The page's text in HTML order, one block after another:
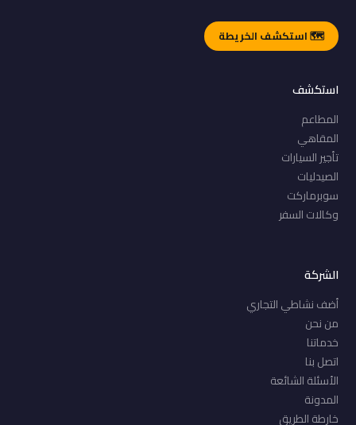
🗺️ استكشف الخريطة
استكشف
المطاعم
المقاهي
تأجير السيارات
الصيدليات
سوبرماركت
وكالات السفر
الشركة
أضف نشاطي التجاري
من نحن
خدماتنا
اتصل بنا
الأسئلة الشائعة
المدونة
خارطة الطريق